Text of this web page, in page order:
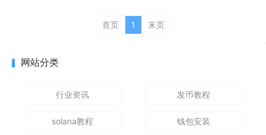
首页 1 末页
网站分类
行业资讯 发币教程
solana教程 钱包安装